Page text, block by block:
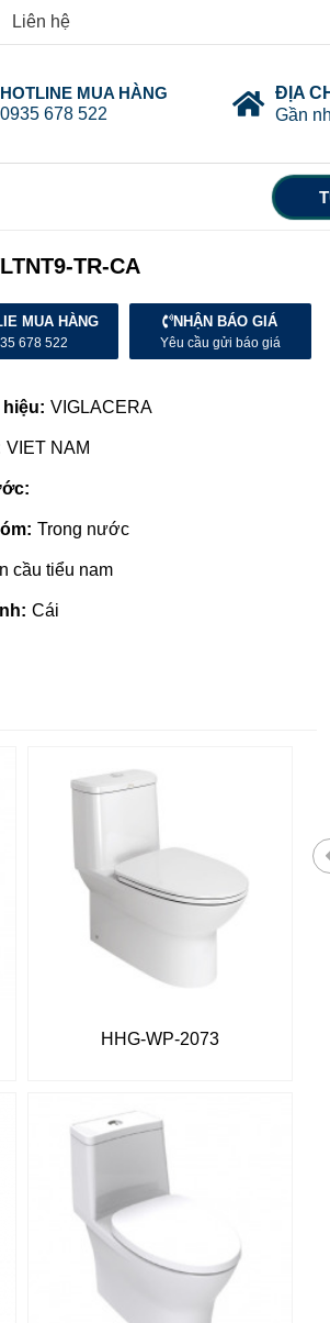
Liên hệ
HOTLINE MUA HÀNG
0935 678 522
ĐỊA
Gần
TR-CA
MUA HÀNG
678 522
NHẬN BÁO GIÁ
Yêu cầu gửi báo giá
VIGLACERA
VIET NAM
Trong nước
cầu tiểu nam
Cái
HHG-WP-2073
Gạch ốp lát giá rẻ tại Quảng